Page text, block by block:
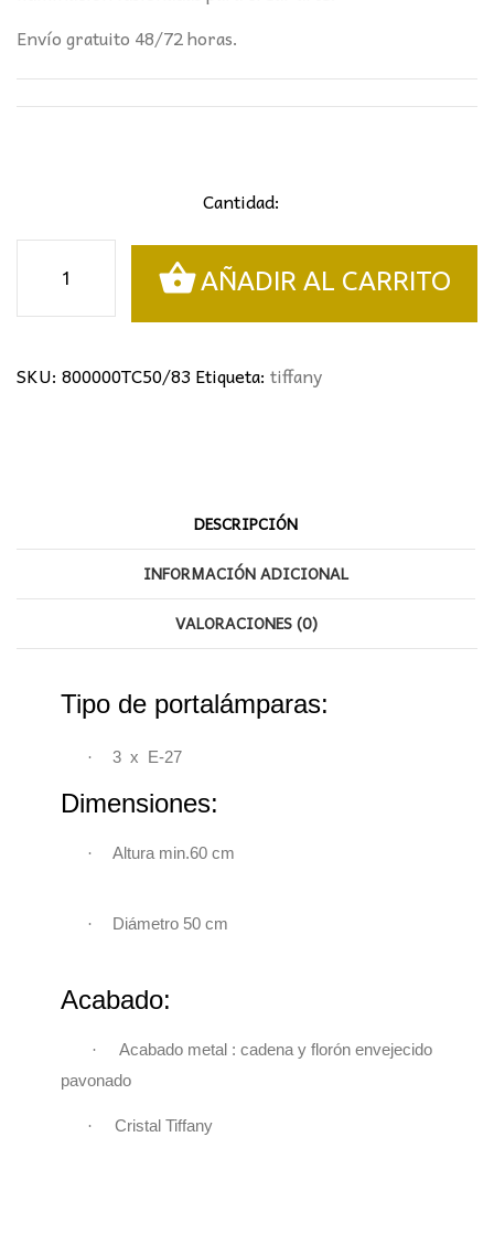
Envío gratuito 48/72 horas.
Cantidad:
Tiffany
rosas
cantidad
AÑADIR AL CARRITO
SKU: 800000TC50/83 Etiqueta: tiffany
DESCRIPCIÓN
INFORMACIÓN ADICIONAL
VALORACIONES (0)
Tipo de portalámparas:
· 3 x E-27
Dimensiones:
· Altura min.60 cm
· Diámetro 50 cm
Acabado:
·
Acabado metal : cadena y florón envejecido
pavonado
· Cristal Tiffany